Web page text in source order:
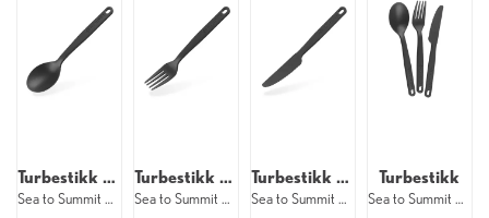
Turbestikk Skje
Sea to Summit Camp Cutlery Spoon
Turbestikk Gaffel
Sea to Summit Camp Cutlery Fork
Turbestikk Kniv
Sea to Summit Camp Cutlery Knife
Turbestikk
Sea to Summit Camp Cutlery Kit